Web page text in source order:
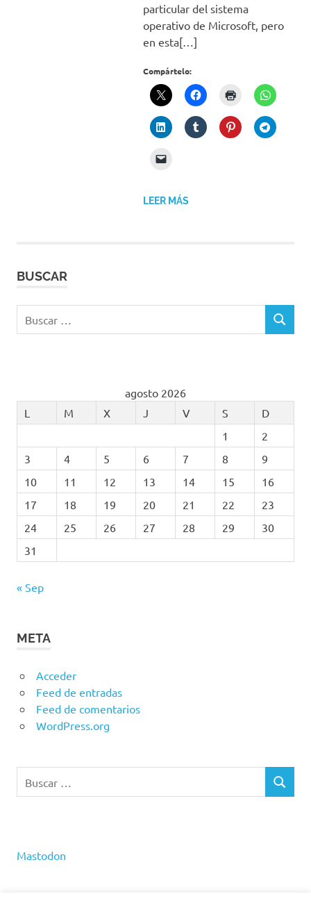
particular del sistema
operativo de Microsoft, pero
en esta[…]
Compártelo:
LEER MÁS
BUSCAR
BUSCAR
agosto 2026
L
M X J V S
D
1
2
3
4 5 6 7 8
9
10
11 12 13 14 15
16
17
18 19 20 21 22
23
24
25 26 27 28 29
30
31
« Sep
META
Acceder
Feed de entradas
Feed de comentarios
WordPress.org
BUSCAR
Mastodon